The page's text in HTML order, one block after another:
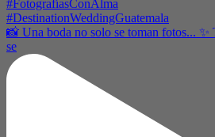
📸 Una boda no solo se toman fotos... ✨
se